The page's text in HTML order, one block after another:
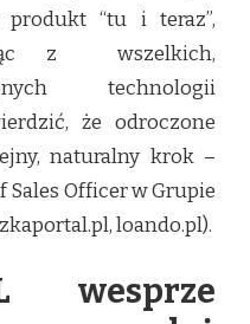
“tu i teraz”,
z wszelkich,
technologii
że odroczone
naturalny krok –
Sales Officer w Grupie
loando.pl).
wesprze